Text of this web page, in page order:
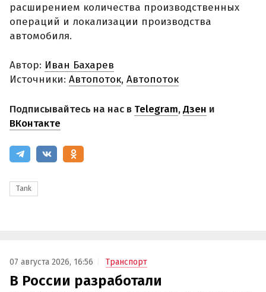
расширением количества производственных
операций и локализации производства
автомобиля.
Автор: Иван Бахарев
Источники: Автопоток, Автопоток
Подписывайтесь на нас в Telegram,Дзен и
ВКонтакте
Tank
07 августа 2026, 16:56 Транспорт
В России разработали